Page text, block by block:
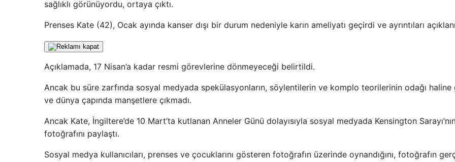
sağlıklı görünüyordu, ortaya çıktı.
Prenses Kate (42), Ocak ayında kanser dışı bir durum nedeniyle karın ameliyatı geçirdi ve ayrıntıları
Açıklamada, 17 Nisan’a kadar resmi görevlerine dönmeyeceği belirtildi.
Ancak bu süre zarfında sosyal medyada spekülasyonların, söylentilerin ve komplo teorilerinin odağı haline
ve dünya çapında manşetlere çıkmadı.
Ancak Kate, İngiltere’de 10 Mart’ta kutlanan Anneler Günü dolayısıyla sosyal medyada Kensington
fotoğrafını paylaştı.
Sosyal medya kullanıcıları, prenses ve çocuklarını gösteren fotoğrafın üzerinde oynandığını, fotoğrafın